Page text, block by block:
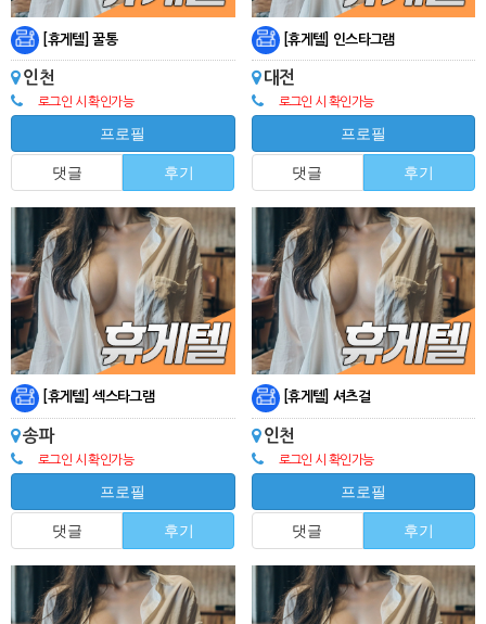
[휴게텔] 꿀통
인천
로그인 시 확인가능
프로필
댓글 후기
[휴게텔] 인스타그램
대전
로그인 시 확인가능
프로필
댓글 후기
[휴게텔] 섹스타그램
송파
로그인 시 확인가능
프로필
댓글 후기
[휴게텔] 셔츠걸
인천
로그인 시 확인가능
프로필
댓글 후기